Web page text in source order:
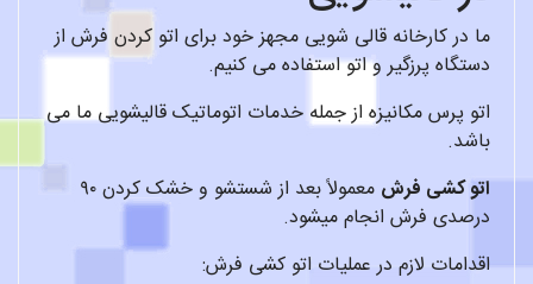
ما در کارخانه قالی شویی مجهز خود برای اتو کردن فرش از
دستگاه پرزگیر و اتو استفاده می کنیم.
اتو پرس مکانیزه از جمله خدمات اتوماتیک قالیشویی ما می
باشد.
اتو کشی فرش
معمولاً بعد از شستشو و خشک کردن ۹۰
درصدی فرش انجام میشود.
اقدامات لازم در عملیات اتو کشی فرش: